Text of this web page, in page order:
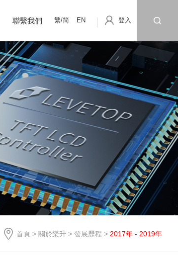
繁/简 EN 登入
聯繫我們
首頁 > 關於樂升 > 發展歷程 > 2017年 - 2019年